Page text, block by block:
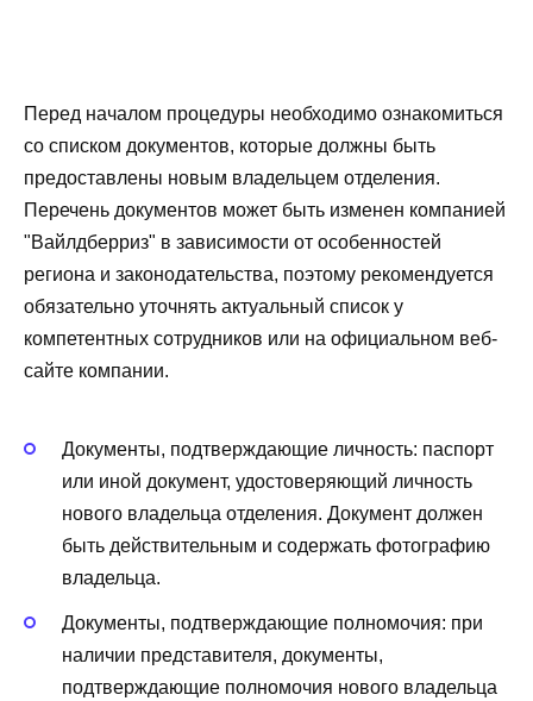
Перед началом процедуры необходимо ознакомиться
со списком документов, которые должны быть
предоставлены новым владельцем отделения.
Перечень документов может быть изменен компанией
"Вайлдберриз" в зависимости от особенностей
региона и законодательства, поэтому рекомендуется
обязательно уточнять актуальный список у
компетентных сотрудников или на официальном веб-
сайте компании.
Документы, подтверждающие личность: паспорт
или иной документ, удостоверяющий личность
нового владельца отделения. Документ должен
быть действительным и содержать фотографию
владельца.
Документы, подтверждающие полномочия: при
наличии представителя, документы,
подтверждающие полномочия нового владельца